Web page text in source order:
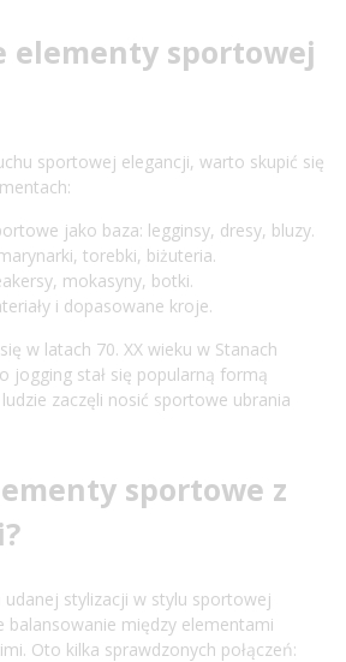
elementy sportowej
sportowej elegancji, warto skupić się
jako baza: legginsy, dresy, bluzy.
torebki, biżuteria.
mokasyny, botki.
i dopasowane kroje.
w latach 70. XX wieku w Stanach
jogging stał się popularną formą
zaczęli nosić sportowe ubrania
sportowe z
udanej stylizacji w stylu sportowej
balansowanie między elementami
Oto kilka sprawdzonych połączeń: